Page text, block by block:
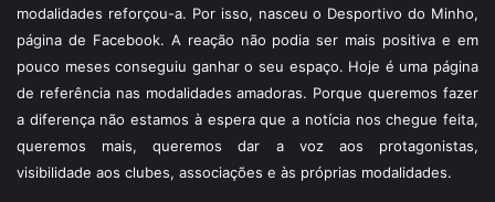
modalidades reforçou-a. Por isso, nasceu o Desportivo do Minho,
página de Facebook. A reação não podia ser mais positiva e em
pouco meses conseguiu ganhar o seu espaço. Hoje é uma página
de referência nas modalidades amadoras. Porque queremos fazer
a diferença não estamos à espera que a notícia nos chegue feita,
queremos mais, queremos dar a voz aos protagonistas,
visibilidade aos clubes, associações e às próprias modalidades.